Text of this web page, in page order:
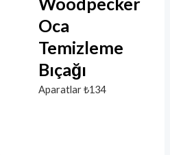
Oca
Temizleme
Bıçağı
Aparatlar₺134